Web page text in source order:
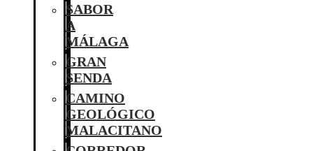
SABOR
A
MÁLAGA
GRAN
SENDA
CAMINO
GEOLÓGICO
MALACITANO